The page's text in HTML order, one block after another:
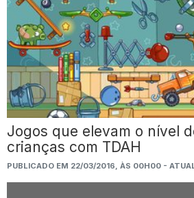
Jogos que elevam o nível
crianças com TDAH
PUBLICADO EM 22/03/2016, ÀS 00H00 -